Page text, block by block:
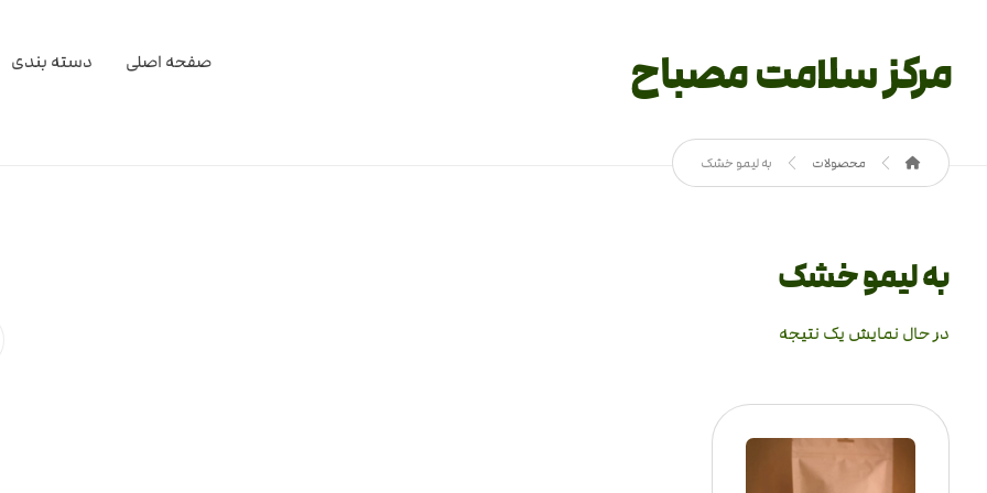
مرکز سلامت مصباح صفحه اصلی دسته بندی
محصولات به لیمو خشک
به لیمو خشک
در حال نمایش یک نتیجه